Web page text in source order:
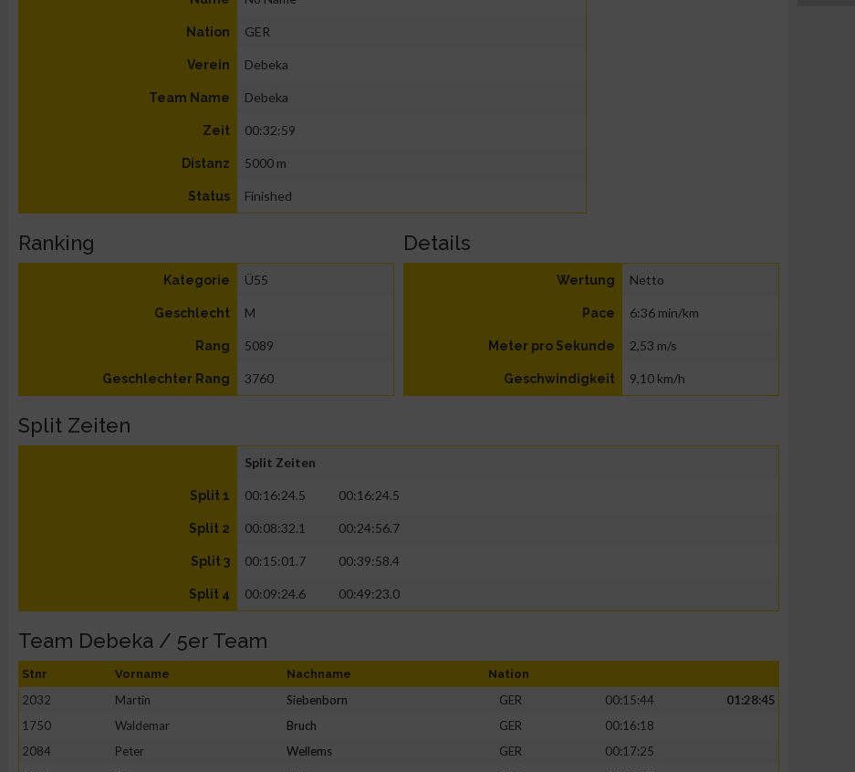
Nation GER
Verein Debeka
Team Name Debeka
Zeit 00:32:59
Distanz 5000 m
Status Finished
Ranking
Kategorie Ü55
Geschlecht M
Rang 5089
Geschlechter Rang 3760
Details
Wertung Netto
Pace 6:36 min/km
Meter pro Sekunde 2,53 m/s
Geschwindigkeit 9,10 km/h
Split Zeiten
Split Zeiten
Split 1 00:16:24.5 00:16:24.5
Split 2 00:08:32.1 00:24:56.7
Split 3 00:15:01.7 00:39:58.4
Split 4 00:09:24.6 00:49:23.0
Team Debeka / 5er Team
Stnr Vorname Nachname Nation
2032 Martin Siebenborn GER 00:15:44
01:28:45
1750
Waldemar Bruch GER
00:16:18
2084
Peter Wellems GER
00:17:25